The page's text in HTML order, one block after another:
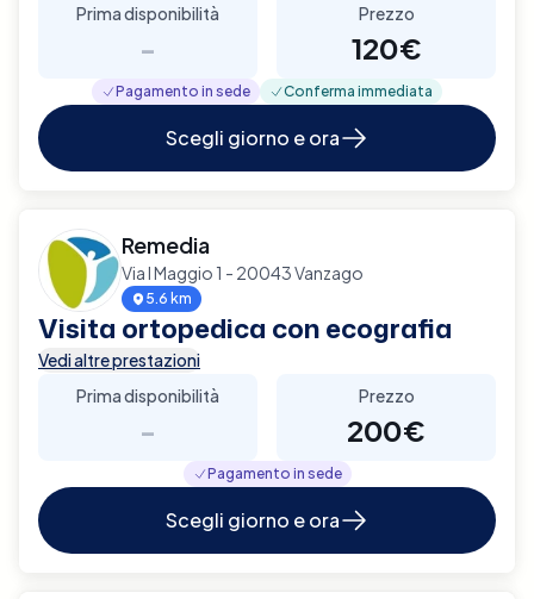
Prima disponibilità
-
Prezzo
120€
Pagamento in sede Conferma immediata
Scegli giorno e ora
Remedia
Via I Maggio 1 - 20043 Vanzago
5.6 km
Visita ortopedica con ecografia
Vedi altre prestazioni
Prima disponibilità
-
Prezzo
200€
Pagamento in sede
Scegli giorno e ora